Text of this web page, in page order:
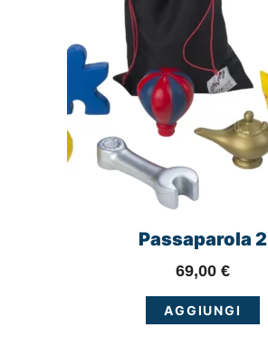
Passaparola 2
69,00 €
AGGIUNGI